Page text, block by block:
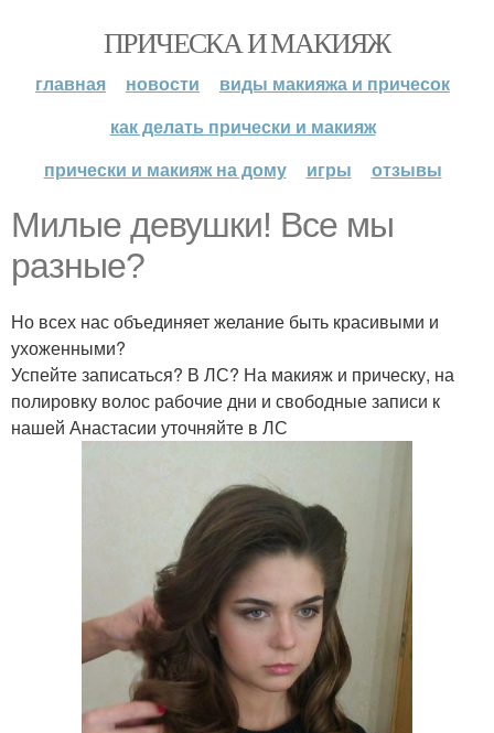
ПРИЧЕСКА И МАКИЯЖ
главная новости
виды макияжа и причесок
как делать прически и макияж
прически и макияж на дому
игры отзывы
Милые девушки! Все мы
разные?
Но всех нас объединяет желание быть красивыми и
ухоженными?
Успейте записаться? В ЛС? На макияж и прическу, на
полировку волос рабочие дни и свободные записи к
нашей Анастасии уточняйте в ЛС